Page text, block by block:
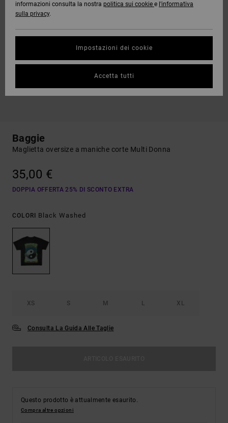
Baggie
Maglietta oversize a maniche corte Multi Donna
35,00 €
DOPPIA OFFERTA 25% DI SCONTO EXTRA
COLORI Black Washed
XS S M L XL
Consulta La Guida Alle Taglie
Questo prodotto è attualmente esaurito.
Compra altre opzioni
informazioni consulta la nostra politica sui cookie e l'informativa
sulla privacy.
Impostazioni dei cookie
Accetta tutti